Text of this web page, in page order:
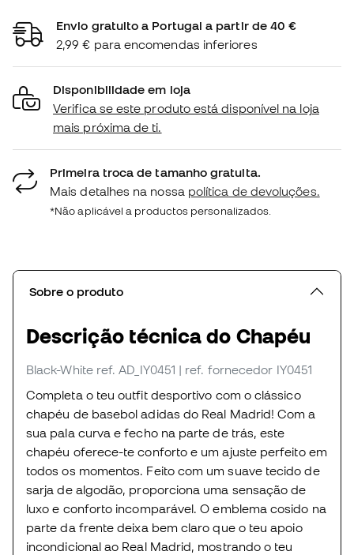
Envio gratuito a Portugal a partir de 40 €
2,99 € para encomendas inferiores
Disponibilidade em loja
Verifica se este produto está disponível na loja
mais próxima de ti.
Primeira troca de tamanho gratuita.
Mais detalhes na nossa política de devoluções.
*Não aplicável a productos personalizados.
Sobre o produto
Descrição técnica do Chapéu
Black-White ref. AD_IY0451 | ref. fornecedor IY0451
Completa o teu outfit desportivo com o clássico
chapéu de basebol adidas do Real Madrid! Com a
sua pala curva e fecho na parte de trás, este
chapéu oferece-te conforto e um ajuste perfeito em
todos os momentos. Feito com um suave tecido de
sarja de algodão, proporciona uma sensação de
luxo e conforto incomparável. O emblema cosido na
parte da frente deixa bem claro que o teu apoio
incondicional ao Real Madrid, mostrando o teu